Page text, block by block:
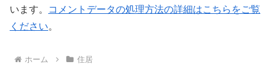
います。
コメントデータの処理方法の詳細はこちらをご覧
ください。
ホーム 住居